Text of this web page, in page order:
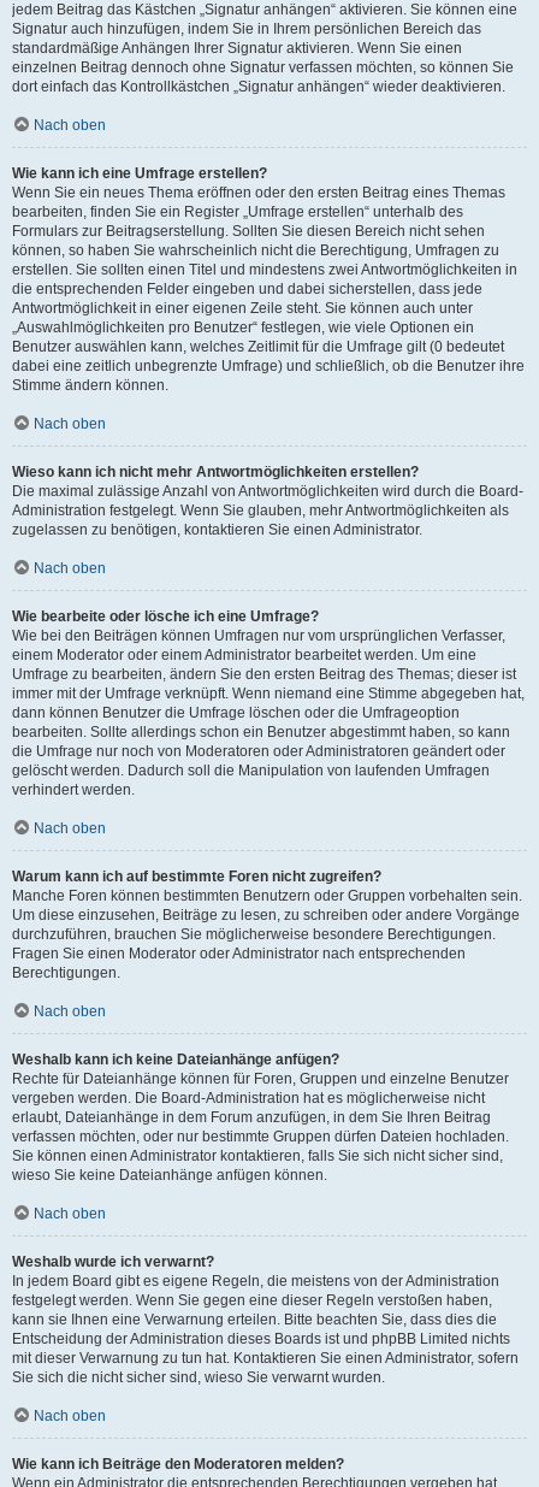
jedem Beitrag das Kästchen „Signatur anhängen“ aktivieren. Sie können eine
Signatur auch hinzufügen, indem Sie in Ihrem persönlichen Bereich das
standardmäßige Anhängen Ihrer Signatur aktivieren. Wenn Sie einen
einzelnen Beitrag dennoch ohne Signatur verfassen möchten, so können Sie
dort einfach das Kontrollkästchen „Signatur anhängen“ wieder deaktivieren.
Nach oben
Wie kann ich eine Umfrage erstellen?
Wenn Sie ein neues Thema eröffnen oder den ersten Beitrag eines Themas
bearbeiten, finden Sie ein Register „Umfrage erstellen“ unterhalb des
Formulars zur Beitragserstellung. Sollten Sie diesen Bereich nicht sehen
können, so haben Sie wahrscheinlich nicht die Berechtigung, Umfragen zu
erstellen. Sie sollten einen Titel und mindestens zwei Antwortmöglichkeiten in
die entsprechenden Felder eingeben und dabei sicherstellen, dass jede
Antwortmöglichkeit in einer eigenen Zeile steht. Sie können auch unter
„Auswahlmöglichkeiten pro Benutzer“ festlegen, wie viele Optionen ein
Benutzer auswählen kann, welches Zeitlimit für die Umfrage gilt (0 bedeutet
dabei eine zeitlich unbegrenzte Umfrage) und schließlich, ob die Benutzer ihre
Stimme ändern können.
Nach oben
Wieso kann ich nicht mehr Antwortmöglichkeiten erstellen?
Die maximal zulässige Anzahl von Antwortmöglichkeiten wird durch die Board-
Administration festgelegt. Wenn Sie glauben, mehr Antwortmöglichkeiten als
zugelassen zu benötigen, kontaktieren Sie einen Administrator.
Nach oben
Wie bearbeite oder lösche ich eine Umfrage?
Wie bei den Beiträgen können Umfragen nur vom ursprünglichen Verfasser,
einem Moderator oder einem Administrator bearbeitet werden. Um eine
Umfrage zu bearbeiten, ändern Sie den ersten Beitrag des Themas; dieser ist
immer mit der Umfrage verknüpft. Wenn niemand eine Stimme abgegeben hat,
dann können Benutzer die Umfrage löschen oder die Umfrageoption
bearbeiten. Sollte allerdings schon ein Benutzer abgestimmt haben, so kann
die Umfrage nur noch von Moderatoren oder Administratoren geändert oder
gelöscht werden. Dadurch soll die Manipulation von laufenden Umfragen
verhindert werden.
Nach oben
Warum kann ich auf bestimmte Foren nicht zugreifen?
Manche Foren können bestimmten Benutzern oder Gruppen vorbehalten sein.
Um diese einzusehen, Beiträge zu lesen, zu schreiben oder andere Vorgänge
durchzuführen, brauchen Sie möglicherweise besondere Berechtigungen.
Fragen Sie einen Moderator oder Administrator nach entsprechenden
Berechtigungen.
Nach oben
Weshalb kann ich keine Dateianhänge anfügen?
Rechte für Dateianhänge können für Foren, Gruppen und einzelne Benutzer
vergeben werden. Die Board-Administration hat es möglicherweise nicht
erlaubt, Dateianhänge in dem Forum anzufügen, in dem Sie Ihren Beitrag
verfassen möchten, oder nur bestimmte Gruppen dürfen Dateien hochladen.
Sie können einen Administrator kontaktieren, falls Sie sich nicht sicher sind,
wieso Sie keine Dateianhänge anfügen können.
Nach oben
Weshalb wurde ich verwarnt?
In jedem Board gibt es eigene Regeln, die meistens von der Administration
festgelegt werden. Wenn Sie gegen eine dieser Regeln verstoßen haben,
kann sie Ihnen eine Verwarnung erteilen. Bitte beachten Sie, dass dies die
Entscheidung der Administration dieses Boards ist und phpBB Limited nichts
mit dieser Verwarnung zu tun hat. Kontaktieren Sie einen Administrator, sofern
Sie sich die nicht sicher sind, wieso Sie verwarnt wurden.
Nach oben
Wie kann ich Beiträge den Moderatoren melden?
Wenn ein Administrator die entsprechenden Berechtigungen vergeben hat,